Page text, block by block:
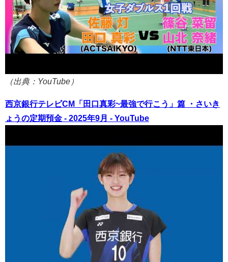
（出典：YouTube）
西京銀行テレビCM「田口真彩~最強で行こう」篇 ・さいき
ょうの定期預金 - 2025年9月 - YouTube